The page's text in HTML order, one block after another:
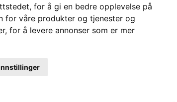
, for å gi en bedre opplevelse på
for våre produkter og tjenester og
, for å levere annonser som er mer